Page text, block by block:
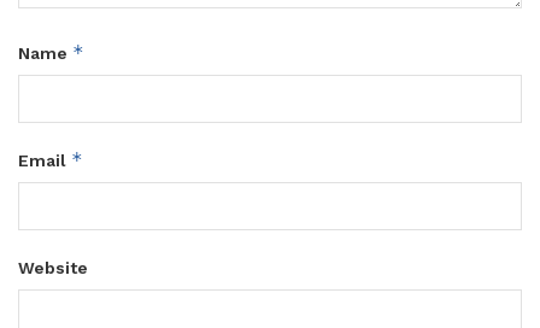
Name *
Email *
Website